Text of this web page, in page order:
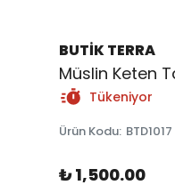
BUTİK TERRA
Müslin Keten
Tükeniyor
Ürün Kodu: BTD1017
₺ 1,500.00